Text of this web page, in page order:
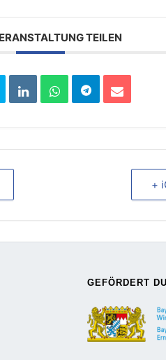
TEILEN
+
GEFÖRDERT